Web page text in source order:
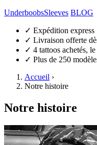
UnderboobsSleeves BLOG
✓ Expédition express
✓ Livraison offerte
✓ 4 tattoos achetés,
✓ Plus de 250
Accueil ›
Notre histoire
Notre histoire